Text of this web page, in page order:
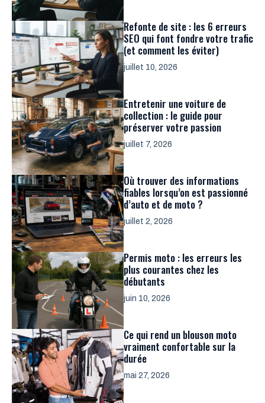
Refonte de site : les 6 erreurs
SEO qui font fondre votre trafic
(et comment les éviter)
juillet 10, 2026
Entretenir une voiture de
collection : le guide pour
préserver votre passion
juillet 7, 2026
Où trouver des informations
fiables lorsqu’on est passionné
d’auto et de moto ?
juillet 2, 2026
Permis moto : les erreurs les
plus courantes chez les
débutants
juin 10, 2026
Ce qui rend un blouson moto
vraiment confortable sur la
durée
mai 27, 2026